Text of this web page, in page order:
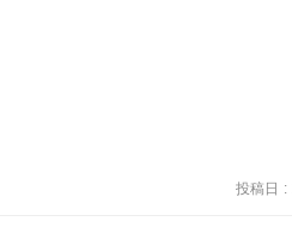
投稿日 :